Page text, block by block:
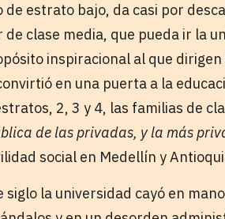
estrato bajo, da casi por
clase media, que pueda ir la
inspiracional al que
en una puerta a la
2, 3 y 4, las familias de
de las privadas, y la más
social en Medellín y
la universidad cayó en